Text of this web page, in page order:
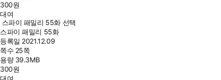
300원
대여
스파이 패밀리 55화 선택
스파이 패밀리 55화
등록일 2021.12.09
쪽수 25쪽
용량 39.3MB
300원
대여